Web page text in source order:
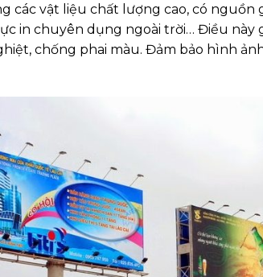
các vật liệu chất lượng cao, có
in chuyên dụng ngoài trời… Điều
chống phai màu. Đảm bảo hình